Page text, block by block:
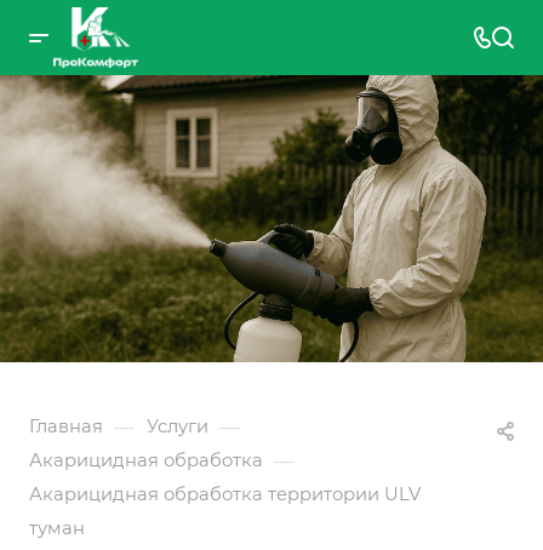
Главная — Услуги —
Акарицидная обработка —
Акарицидная обработка территории ULV
туман